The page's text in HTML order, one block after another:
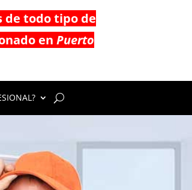
de todo tipo de
en Puerto